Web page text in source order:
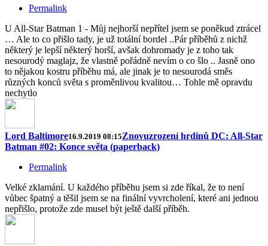
Permalink
U All-Star Batman 1 - Můj nejhorší nepřítel jsem se poněkud ztrácel
… Ale to co přišlo tady, je už totální bordel ..Pár příběhů z nichž
některý je lepší některý horší, avšak dohromady je z toho tak
nesourodý maglajz, že vlastně pořádně nevím o co šlo .. Jasně ono
to nějakou kostru příběhu má, ale jinak je to nesourodá směs
různých konců světa s proměnlivou kvalitou… Tohle mě opravdu
nechytlo
Lord Baltimore16.9.2019 08:15Znovuzrození hrdinů DC: All-Star
Batman #02: Konce světa (paperback)
Permalink
Velké zklamání. U každého příběhu jsem si zde říkal, že to není
vůbec špatný a těšil jsem se na finální vyvrcholení, které ani jednou
nepřišlo, protože zde musel být ještě další příběh.